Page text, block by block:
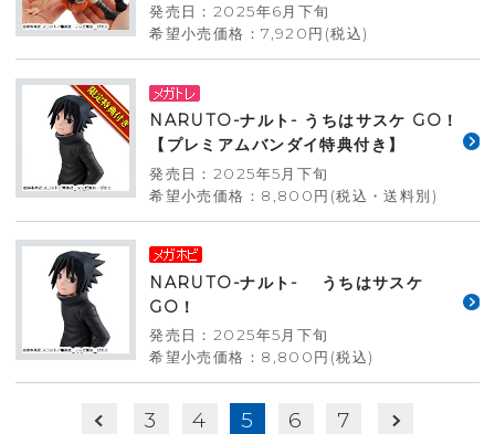
発売日：2025年6月下旬
希望小売価格：7,920円(税込)
NARUTO-ナルト- うちはサスケ GO！
【プレミアムバンダイ特典付き】
発売日：2025年5月下旬
希望小売価格：8,800円(税込・送料別)
NARUTO-ナルト- うちはサスケ
GO！
発売日：2025年5月下旬
希望小売価格：8,800円(税込)
3 4 5 6 7